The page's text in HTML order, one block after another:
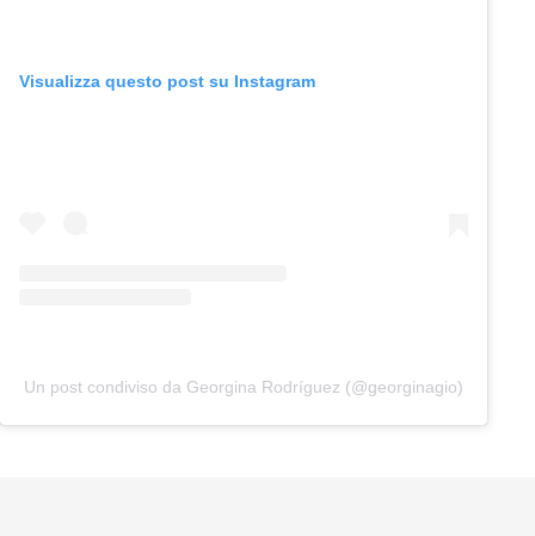
Visualizza questo post su Instagram
Un post condiviso da Georgina Rodríguez (@georginagio)